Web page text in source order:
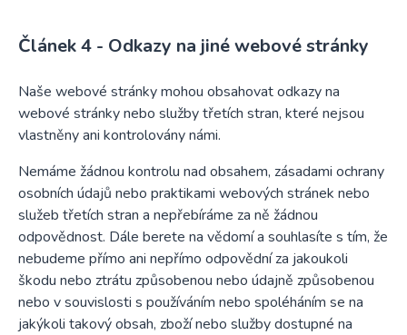
Odkazy na jiné webové stránky
Naše webové stránky mohou obsahovat odkazy na
webové stránky nebo služby třetích stran, které nejsou
vlastněny ani kontrolovány námi.
Nemáme žádnou kontrolu nad obsahem, zásadami ochrany
osobních údajů nebo praktikami webových stránek nebo
služeb třetích stran a nepřebíráme za ně žádnou
odpovědnost. Dále berete na vědomí a souhlasíte s tím, že
nebudeme přímo ani nepřímo odpovědní za jakoukoli
škodu nebo ztrátu způsobenou nebo údajně způsobenou
nebo v souvislosti s používáním nebo spoléháním se na
jakýkoli takový obsah, zboží nebo služby dostupné na